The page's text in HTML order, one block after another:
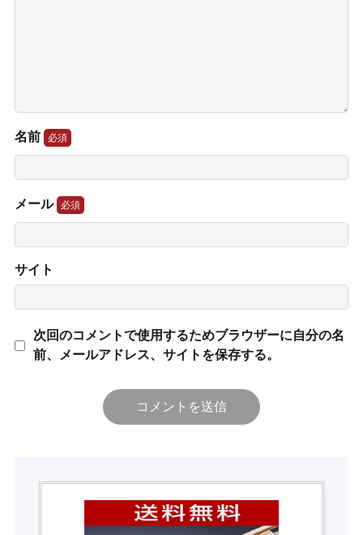
名前
メール
サイト
次回のコメントで使用するためブラウザーに自分の名
前、メールアドレス、サイトを保存する。